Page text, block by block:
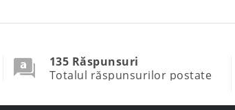
135 Răspunsuri
Totalul răspunsurilor postate